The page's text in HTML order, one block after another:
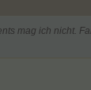
mag ich nicht.